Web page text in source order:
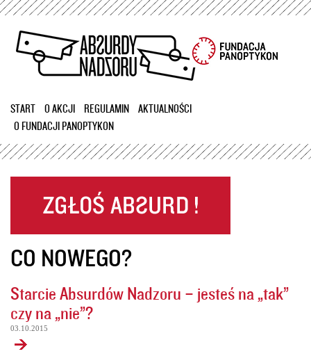
Przejdź
treści
START O AKCJI REGULAMIN
AKTUALNOŚCI
O FUNDACJI PANOPTYKON
CO NOWEGO?
Starcie Absurdów Nadzoru – jesteś na „tak”
czy na „nie”?
03.10.2015